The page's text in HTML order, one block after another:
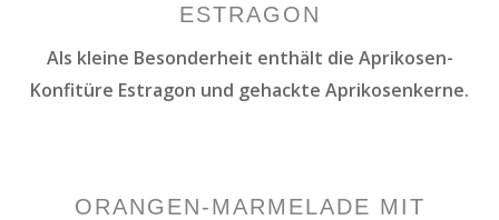
ESTRAGON
Als kleine Besonderheit enthält die Aprikosen-
Konfitüre Estragon und gehackte Aprikosenkerne.
ORANGEN-MARMELADE MIT